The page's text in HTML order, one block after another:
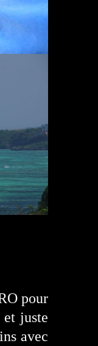
pour
juste
avec